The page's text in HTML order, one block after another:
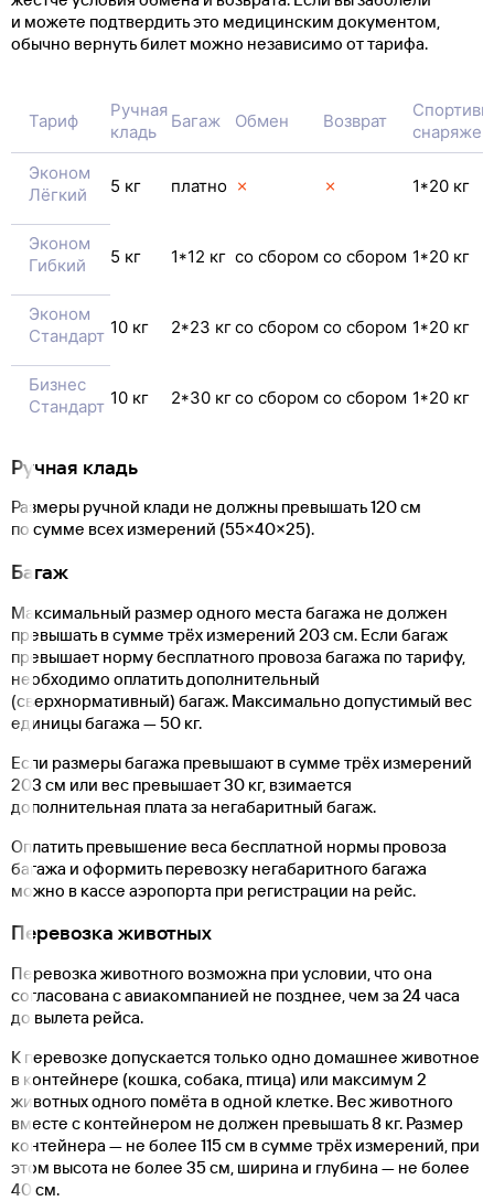
и можете подтвердить это медицинским документом,
обычно вернуть билет можно независимо от тарифа.
Тариф
Ручная
кладь
Багаж Обмен Возврат
Эконом
Лёгкий
5 кг платно ✗ ✗ 1*20 кг
Эконом
Гибкий
5 кг 1*12 кг со сбором со сбором 1*20 кг
Эконом
Стандарт 10 кг 2*23 кгсо сбором со сбором 1*20 кг
Бизнес
Стандарт 10 кг 2*30 кгсо сбором со сбором 1*20 кг
Ручная кладь
Размеры ручной клади не должны превышать 120 см
по сумме всех измерений (55×40×25).
Багаж
Максимальный размер одного места багажа не должен
превышать в сумме трёх измерений 203 см. Если багаж
превышает норму бесплатного провоза багажа по тарифу,
необходимо оплатить дополнительный
(сверхнормативный) багаж. Максимально допустимый вес
единицы багажа — 50 кг.
Если размеры багажа превышают в сумме трёх измерений
203 см или вес превышает 30 кг, взимается
дополнительная плата за негабаритный багаж.
Оплатить превышение веса бесплатной нормы провоза
багажа и оформить перевозку негабаритного багажа
можно в кассе аэропорта при регистрации на рейс.
Перевозка животных
Перевозка животного возможна при условии, что она
согласована с авиакомпанией не позднее, чем за 24 часа
до вылета рейса.
К перевозке допускается только одно домашнее животное
в контейнере (кошка, собака, птица) или максимум 2
животных одного помёта в одной клетке. Вес животного
вместе с контейнером не должен превышать 8 кг. Размер
контейнера — не более 115 см в сумме трёх измерений, при
этом высота не более 35 см, ширина и глубина — не более
40 см.